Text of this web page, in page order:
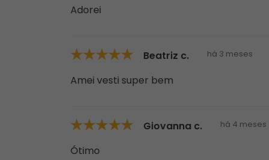
Adorei
Beatriz c. há 3 meses
Amei vesti super bem
Giovanna c. há 4 meses
Ótimo